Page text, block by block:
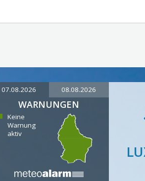
07.08.2026 08.08.2026
WARNUNGEN
Keine
Warnung
aktiv